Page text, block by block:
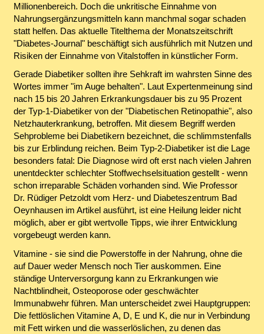
Millionenbereich. Doch die unkritische Einnahme von
Nahrungsergänzungsmitteln kann manchmal sogar schaden
statt helfen. Das aktuelle Titelthema der Monatszeitschrift
"Diabetes-Journal" beschäftigt sich ausführlich mit Nutzen und
Risiken der Einnahme von Vitalstoffen in künstlicher Form.
Gerade Diabetiker sollten ihre Sehkraft im wahrsten Sinne des
Wortes immer "im Auge behalten". Laut Expertenmeinung sind
nach 15 bis 20 Jahren Erkrankungsdauer bis zu 95 Prozent
der Typ-1-Diabetiker von der "Diabetischen Retinopathie", also
Netzhauterkrankung, betroffen. Mit diesem Begriff werden
Sehprobleme bei Diabetikern bezeichnet, die schlimmstenfalls
bis zur Erblindung reichen. Beim Typ-2-Diabetiker ist die Lage
besonders fatal: Die Diagnose wird oft erst nach vielen Jahren
unentdeckter schlechter Stoffwechselsituation gestellt - wenn
schon irreparable Schäden vorhanden sind. Wie Professor
Dr. Rüdiger Petzoldt vom Herz- und Diabeteszentrum Bad
Oeynhausen im Artikel ausführt, ist eine Heilung leider nicht
möglich, aber er gibt wertvolle Tipps, wie ihrer Entwicklung
vorgebeugt werden kann.
Vitamine - sie sind die Powerstoffe in der Nahrung, ohne die
auf Dauer weder Mensch noch Tier auskommen. Eine
ständige Unterversorgung kann zu Erkrankungen wie
Nachtblindheit, Osteoporose oder geschwächter
Immunabwehr führen. Man unterscheidet zwei Hauptgruppen:
Die fettlöslichen Vitamine A, D, E und K, die nur in Verbindung
mit Fett wirken und die wasserlöslichen, zu denen das